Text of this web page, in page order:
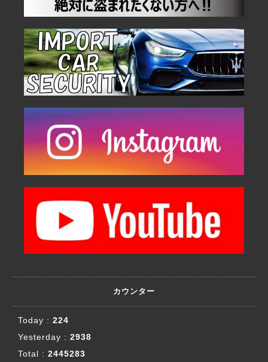
カウンター
Today : 224
Yesterday : 2938
Total : 2445283